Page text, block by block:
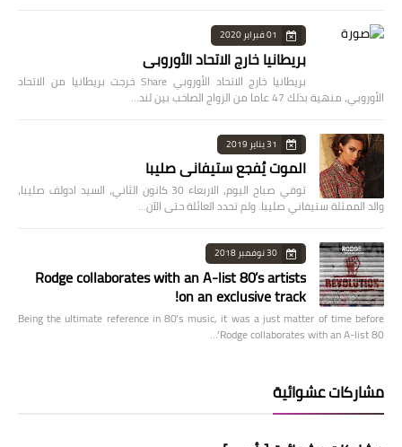
01 فبراير 2020
بريطانيا خارج الاتحاد الأوروبي
بريطانيا خارج الاتحاد الأوروبي Share خرجت بريطانيا من الاتحاد
الأوروبي، منهية بذلك 47 عاما من الزواج الصاخب بين لند…
31 يناير 2019
الموت يُفجع ستيفاني صليبا
توفي صباح اليوم، الاربعاء 30 كانون الثاني، السيد ادولف صليبا،
والد الممثلة ستيفاني صليبا. ولم تحدد العائلة حتى الآن…
30 نوفمبر 2018
Rodge collaborates with an A-list 80’s artists
on an exclusive track!
Being the ultimate reference in 80’s music, it was a just matter of time before
Rodge collaborates with an A-list 80’…
مشاركات عشوائية